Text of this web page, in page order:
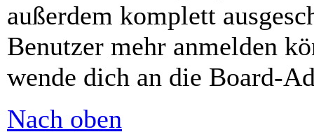
außerdem komplett
Benutzer mehr anmelden
wende dich an die Board-
Nach oben